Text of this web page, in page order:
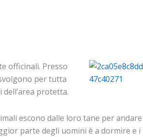
officinali. Presso
per tutta
protetta.
escono dalle loro tane per
parte degli uomini è a dormire e